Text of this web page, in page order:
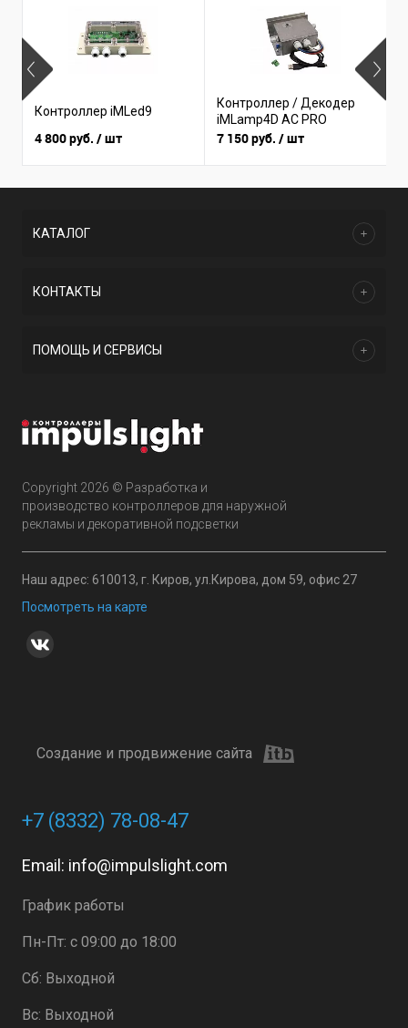
Контроллер iMLed9
4 800 руб. / шт
Контроллер / Декодер
iMLamp4D AC PRO
7 150 руб. / шт
Copyright 2026 © Разработка и
производство контроллеров для наружной
рекламы и декоративной подсветки
Наш адрес: 610013, г. Киров, ул.Кирова, дом 59, офис 27
Посмотреть на карте
Создание и продвижение сайта
КАТАЛОГ
КОНТАКТЫ
ПОМОЩЬ И СЕРВИСЫ
+7 (8332) 78-08-47
Email: info@impulslight.com
График работы
Пн-Пт: с 09:00 до 18:00
Сб: Выходной
Вс: Выходной